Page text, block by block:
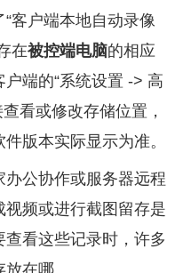
客户端本地自动录像
在被控端电脑的相应
端的“系统设置 -> 高
看或修改存储位置，
版本实际显示为准。
公协作或服务器远程
频或进行截图留存是
看这些记录时，许多
在哪。